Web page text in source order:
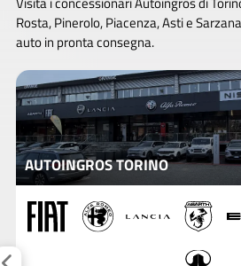
Rosta, Pinerolo, Piacenza, Asti e
auto in pronta consegna.
AUTOINGROS TORINO